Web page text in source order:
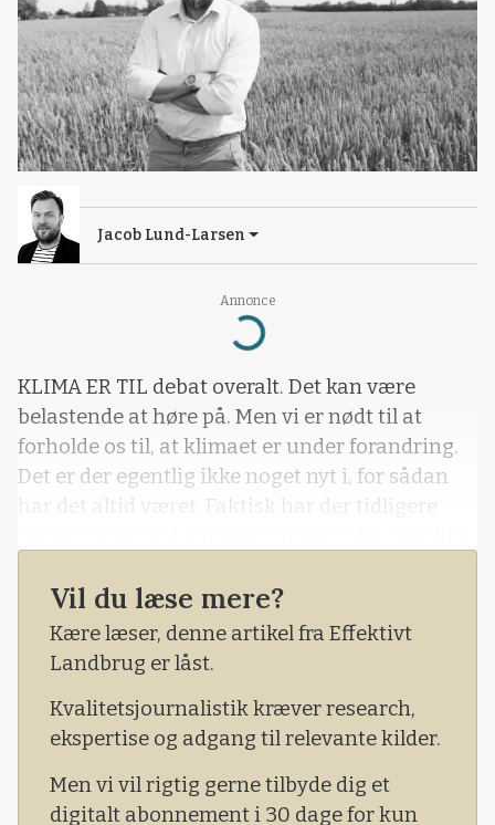
Annonce
Loading...
Jacob Lund-Larsen
KLIMA ER TIL debat overalt. Det kan være
belastende at høre på. Men vi er nødt til at
forholde os til, at klimaet er under forandring.
Det er der egentlig ikke noget nyt i, for sådan
har det altid været. Faktisk har der tidligere
klimaforandringer på den store klinge er
naturlige. Men nutidens forandringer har turbo
på, fordi menneskets levevis skubber på.
Vil du læse mere?
Kære læser, denne artikel fra Effektivt
Landbrug er låst.
Kvalitetsjournalistik kræver research,
ekspertise og adgang til relevante kilder.
Men vi vil rigtig gerne tilbyde dig et
digitalt abonnement i 30 dage for kun